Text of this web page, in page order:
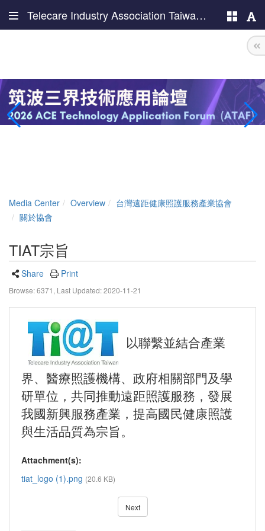
Telecare Industry Association Taiwan (TIAT)
Media Center Overview
台灣遠距健康照護服務產業協會
關於協會
TIAT宗旨
Share Print
Browse: 6371, Last Updated: 2020-11-21
以聯繫並結合產業
界、醫療照護機構、政府相關部門及學
研單位，共同推動遠距照護服務，發展
我國新興服務產業，提高國民健康照護
與生活品質為宗旨。
Attachment(s):
tiat_logo (1).png (20.6 KB)
Next